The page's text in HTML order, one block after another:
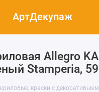
АртДекупаж
Allegro
Stamperia,
краски с